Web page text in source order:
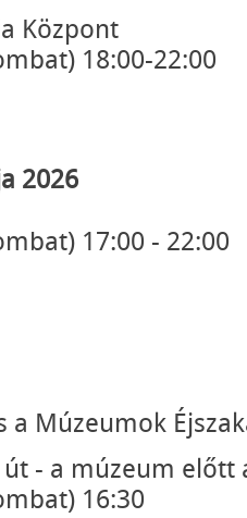
Központ
18:00-22:00
2026
17:00 - 22:00
a Múzeumok
út - a múzeum előtt
16:30